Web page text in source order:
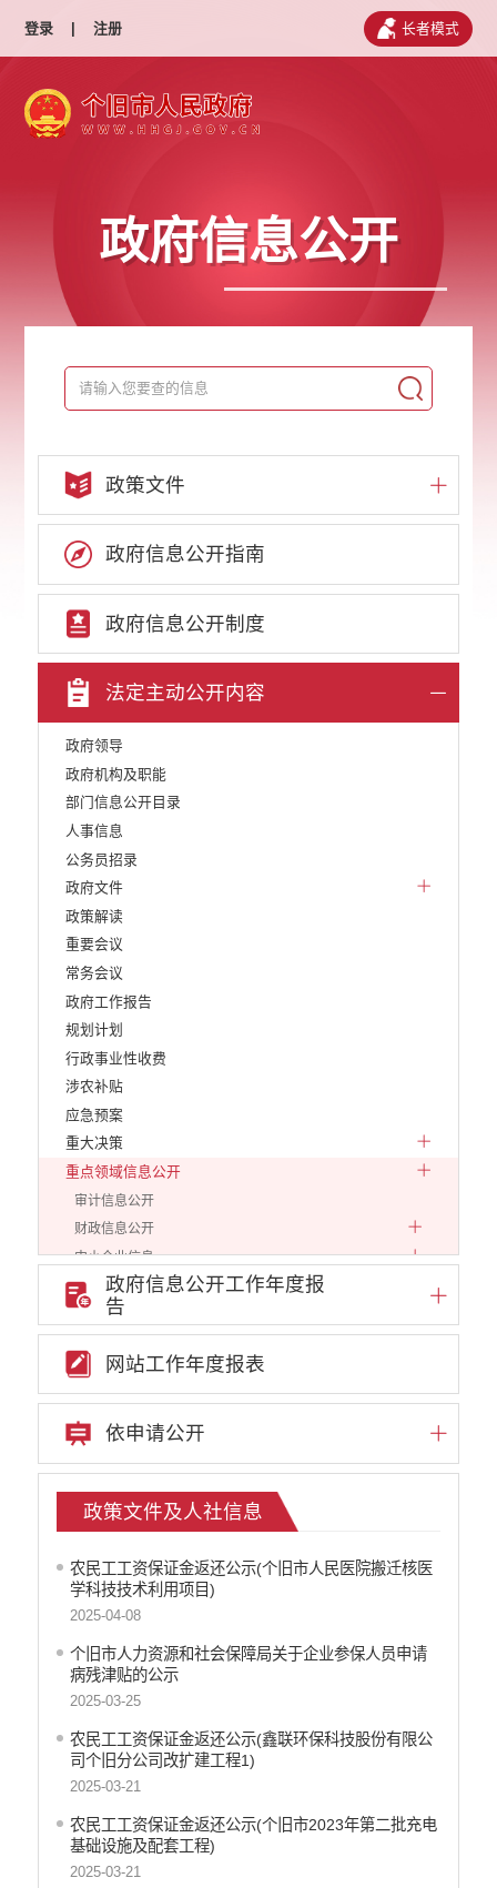
登录 | 注册 长者模式
政府信息公开
政策文件
政府信息公开指南
政府信息公开制度
法定主动公开内容
政府领导
政府机构及职能
部门信息公开目录
人事信息
公务员招录
政府文件
政策解读
重要会议
常务会议
政府工作报告
规划计划
行政事业性收费
涉农补贴
应急预案
重大决策
重点领域信息公开
审计信息公开
财政信息公开
中小企业信息
行政审批信息
环保信息
就业创业
政策文件及人社信息
就业供求信息
文化、旅游
民政信息
安全生产
乡村振兴
气象信息
教育教学
住房和建设
政府信息公开工作年度报
告
网站工作年度报表
依申请公开
政策文件及人社信息
农民工工资保证金返还公示(个旧市人民医院搬迁核医
学科技技术利用项目)
2025-04-08
个旧市人力资源和社会保障局关于企业参保人员申请
病残津贴的公示
2025-03-25
农民工工资保证金返还公示(鑫联环保科技股份有限公
司个旧分公司改扩建工程1)
2025-03-21
农民工工资保证金返还公示(个旧市2023年第二批充电
基础设施及配套工程)
2025-03-21